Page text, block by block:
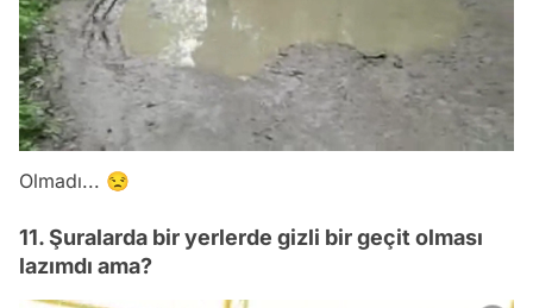
Olmadı... 😒
11. Şuralarda bir yerlerde gizli bir geçit olması
lazımdı ama?